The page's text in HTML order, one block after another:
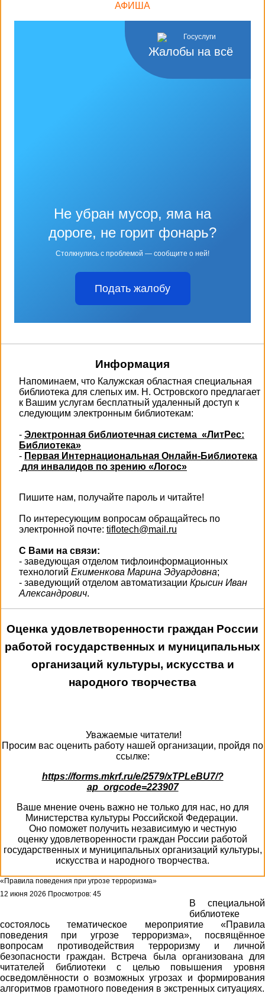
АФИША
Жалобы на всё
Не убран мусор, яма на
дороге, не горит фонарь?
Столкнулись с проблемой — сообщите о ней!
Подать жалобу
Информация
Напоминаем, что Калужская областная специальная
библиотека для слепых им. Н. Островского предлагает
к Вашим услугам бесплатный удаленный доступ к
следующим электронным библиотекам:
- Электронная библиотечная система «ЛитРес:
Библиотека»
- Первая Интернациональная Онлайн-Библиотека
для инвалидов по зрению «Логос»
Пишите нам, получайте пароль и читайте!
По интересующим вопросам обращайтесь по
электронной почте: tiflotech@mail.ru
С Вами на связи:
- заведующая отделом тифлоинформационных
технологий Екименкова Марина Эдуардовна;
- заведующий отделом автоматизации Крысин Иван
Александрович.
Оценка удовлетворенности граждан России
работой государственных и муниципальных
организаций культуры, искусства и
народного творчества
Уважаемые читатели!
Просим вас оценить работу нашей организации, пройдя по
ссылке:
https://forms.mkrf.ru/e/2579/xTPLeBU7/?
ap_orgcode=223907
Ваше мнение очень важно не только для нас, но для
Министерства культуры Российской Федерации.
Оно поможет получить независимую и честную
оценку удовлетворенности граждан России работой
государственных и муниципальных организаций культуры,
искусства и народного творчества.
«Правила поведения при угрозе терроризма»
12 июня 2026 Просмотров: 45
В специальной
библиотеке
состоялось тематическое мероприятие «Правила
поведения при угрозе терроризма», посвящённое
вопросам противодействия терроризму и личной
безопасности граждан. Встреча была организована для
читателей библиотеки с целью повышения уровня
осведомлённости о возможных угрозах и формирования
алгоритмов грамотного поведения в экстренных ситуациях.